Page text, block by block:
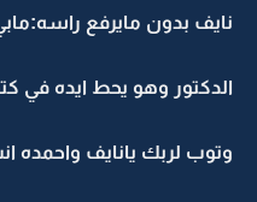
نايف بدون مايرفع
الدكتور وهو يحط ايده في
وتوب لربك يانايف